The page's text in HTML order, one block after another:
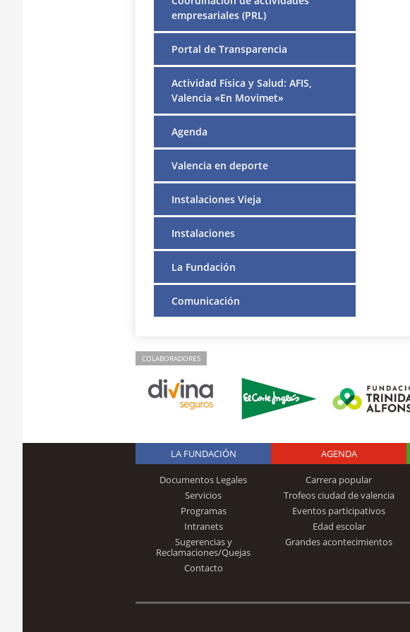
empresariales (PRL)
Portal de Transparencia
Actividad Física y Salud: AFIS,
Valencia «En Movimet»
Agenda
Valencia en deporte
Instalaciones Vieja
Instalaciones
La Fundación
Comunicación
COLABORADORES
Logo Fundación
Trinidad Alfonso
LA FUNDACIÓN
Documentos Legales
Servicios
Programas
Intranets
Sugerencias y
Reclamaciones/Quejas
Contacto
AGENDA
Carrera popular
Trofeos ciudad de valencia
Eventos participativos
Edad escolar
Grandes acontecimientos